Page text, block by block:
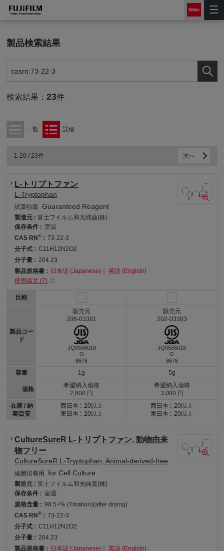
製品検索結果
検索結果：23件
一覧 詳細
1-20 / 23件 次へ
L-トリプトファン
L-Tryptophan
試薬特級 Guaranteed Reagent
製造元 :富士フイルム和光純薬(株)
保存条件 : 室温
CAS RN® : 73-22-3
分子式 : C11H12N2O2
分子量 : 204.23
製品規格書 : 日本語 (Japanese) ｜英語 (English)
使用論文 (7)
比較
製品コー
ド
容量
価格
在庫 / 納
期目安
販売元
206-03381
JQ0506018
O
8676
1g
希望納入価格
2,800 円
西日本 : 20以上
東日本 : 20以上
販売元
202-03383
JQ0506018
O
8676
5g
希望納入価格
3,000 円
西日本 : 20以上
東日本 : 20以上
CultureSureR L-トリプトファン, 動物由来
物フリー
CultureSureR L-Tryptophan, Animal-derived-free
細胞培養用 for Cell Culture
製造元 :富士フイルム和光純薬(株)
保存条件 : 室温
規格含量 : 98.5+% (Titration)(after drying)
CAS RN® : 73-22-3
分子式 : C11H12N2O2
分子量 : 204.23
製品規格書 : 日本語 (Japanese) ｜英語 (English)